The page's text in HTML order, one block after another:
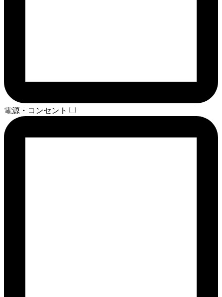
電源・コンセント